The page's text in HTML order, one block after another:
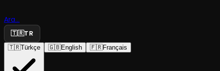
Ara...
🇹🇷TR
🇹🇷Türkçe 🇬🇧English 🇫🇷Français